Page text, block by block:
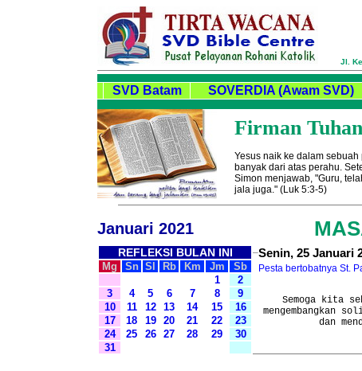
Jl.
SVD Batam SOVERDIA (Awam SVD)
Firman
Yesus naik ke dalam
banyak dari atas perahu.
Simon menjawab, "Guru,
jala juga." (Luk 5:3-5)
Januari 2021
REFLEKSI BULAN INI
Mg Sn Sl Rb Km Jm
Sb
1
2
3
4 5 6 7 8
9
10
11 12 13 14 15
16
17
18 19 20 21 22
23
24
25 26 27 28 29
30
31
Senin, 25 Januari
Pesta bertobatnya St.
Semoga kita
mengembangkan
dan